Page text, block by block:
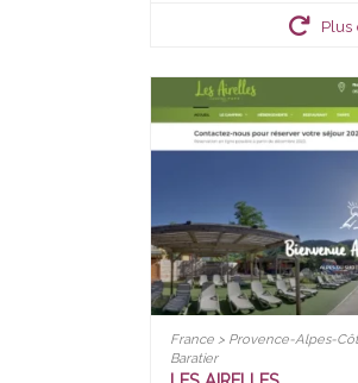
Plus
France > Provence-Alpes-
Baratier